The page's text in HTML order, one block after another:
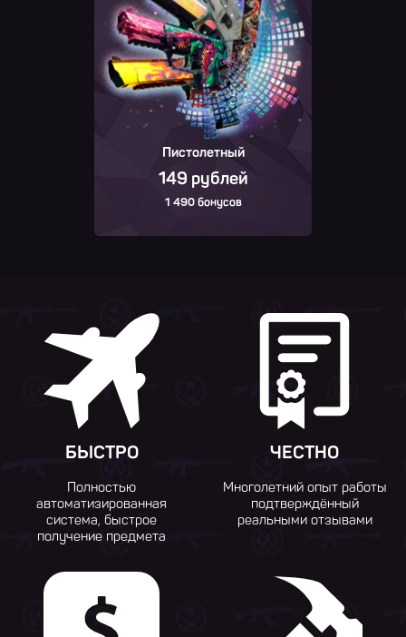
Пистолетный
149 рублей
1 490 бонусов
БЫСТРО
Полностью
автоматизированная
система, быстрое
получение предмета
ЧЕСТНО
Многолетний опыт работы
подтверждённый
реальными отзывами